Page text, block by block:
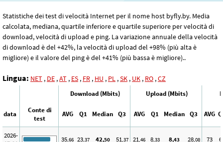
Statistiche dei test di velocità Internet per il nome host byfly.by. Media
calcolata, mediana, quartile inferiore e quartile superiore per velocità di
download, velocità di upload e ping. La variazione annuale della velocità
di download è del +42%, la velocità di upload del +98% (più alta è
migliore) e il valore del ping è del +41% (più bassa è migliore)..
Lingua: NET , DE ,AT , ES , FR , HU , PL ,SK , UK , RO ,CZ
Download (Mbits) Upload (Mbits)
data
Conte di
test
AVG Q1 Median Q3 AVG Q1 Median Q3 AVG
2026-
35,66 23,37 42,50 51,37 21,46 8,33 8,43 28,08 73